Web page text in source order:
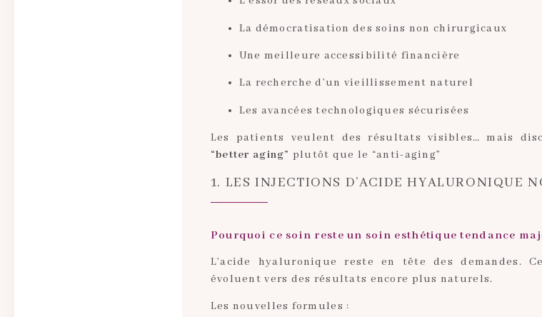
La démocratisation des soins non chirurgicaux
Une meilleure accessibilité financière
La recherche d’un vieillissement naturel
Les avancées technologiques sécurisées
Les patients veulent des résultats visibles… mais
“better aging” plutôt que le “anti-aging”
1. LES INJECTIONS D’ACIDE HYALURONIQUE
Pourquoi ce soin reste un soin esthétique tendance
L’acide hyaluronique reste en tête des demandes.
évoluent vers des résultats encore plus naturels.
Les nouvelles formules :